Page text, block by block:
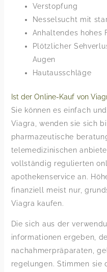
Verstopfung
Nesselsucht mit
Anhaltendes hohes
Plötzlicher
Augen
Hautausschläge
Ist der Online-Kauf von
Sie können es einfach
Viagra, wenden sie sich
pharmazeutische
telemedizinischen
vollständig regulierten
apothekenservice an.
finanziell meist nur,
Viagra kaufen.
Die sich aus der
informationen ergeben,
nachahmerpräparaten,
regelungen. Stimmen sie